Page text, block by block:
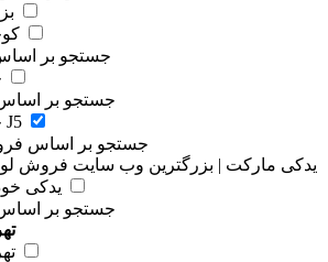
جستجو بر
جستجو بر
جک J5
جستجو بر اساس
یدکی مارکت | بزرگترین وب سایت فروش
یدکی
جستجو بر